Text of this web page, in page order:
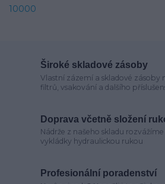
Široké skladové zásoby
Vlastní zázemí a skladové zásoby
filtrů, vsakování a dalšího
Doprava včetně složení
Nádrže z našeho skladu
vykládky hydraulickou rukou
Profesionální poradenství